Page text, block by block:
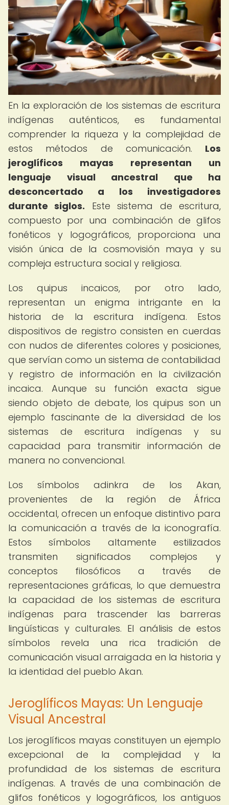
En la exploración de los sistemas de escritura
indígenas auténticos, es fundamental
comprender la riqueza y la complejidad de
estos métodos de comunicación. Los
jeroglíficos mayas representan un
lenguaje visual ancestral que ha
desconcertado a los investigadores
durante siglos. Este sistema de escritura,
compuesto por una combinación de glifos
fonéticos y logográficos, proporciona una
visión única de la cosmovisión maya y su
compleja estructura social y religiosa.
Los quipus incaicos, por otro lado,
representan un enigma intrigante en la
historia de la escritura indígena. Estos
dispositivos de registro consisten en cuerdas
con nudos de diferentes colores y posiciones,
que servían como un sistema de contabilidad
y registro de información en la civilización
incaica. Aunque su función exacta sigue
siendo objeto de debate, los quipus son un
ejemplo fascinante de la diversidad de los
sistemas de escritura indígenas y su
capacidad para transmitir información de
manera no convencional.
Los símbolos adinkra de los Akan,
provenientes de la región de África
occidental, ofrecen un enfoque distintivo para
la comunicación a través de la iconografía.
Estos símbolos altamente estilizados
transmiten significados complejos y
conceptos filosóficos a través de
representaciones gráficas, lo que demuestra
la capacidad de los sistemas de escritura
indígenas para trascender las barreras
lingüísticas y culturales. El análisis de estos
símbolos revela una rica tradición de
comunicación visual arraigada en la historia y
la identidad del pueblo Akan.
Jeroglíficos Mayas: Un Lenguaje
Visual Ancestral
Los jeroglíficos mayas constituyen un ejemplo
excepcional de la complejidad y la
profundidad de los sistemas de escritura
indígenas. A través de una combinación de
glifos fonéticos y logográficos, los antiguos